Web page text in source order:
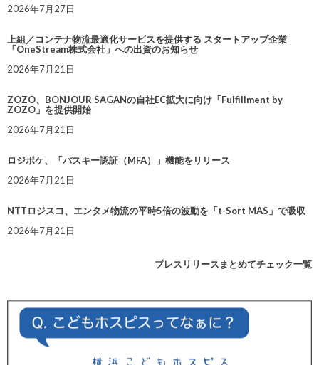
2026年7月27日
上組／コンテナ物流最適化サービスを提供する スタートアップ企業
「OneStream株式会社」への出資のお知らせ
2026年7月21日
ZOZO、BONJOUR SAGANの自社EC拡大に向け「Fulfillment by
ZOZO」を提供開始
2026年7月21日
ロジポケ、「パスキー認証（MFA）」機能をリリース
2026年7月21日
NTTロジスコ、エンタメ物流の平時5倍の波動を「t-Sort MAS」で吸収
2026年7月21日
プレスリリースまとめてチェック一覧